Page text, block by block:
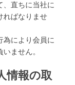
、直ちに当社に
ればなりませ
為により会員に
ません。
情報の取